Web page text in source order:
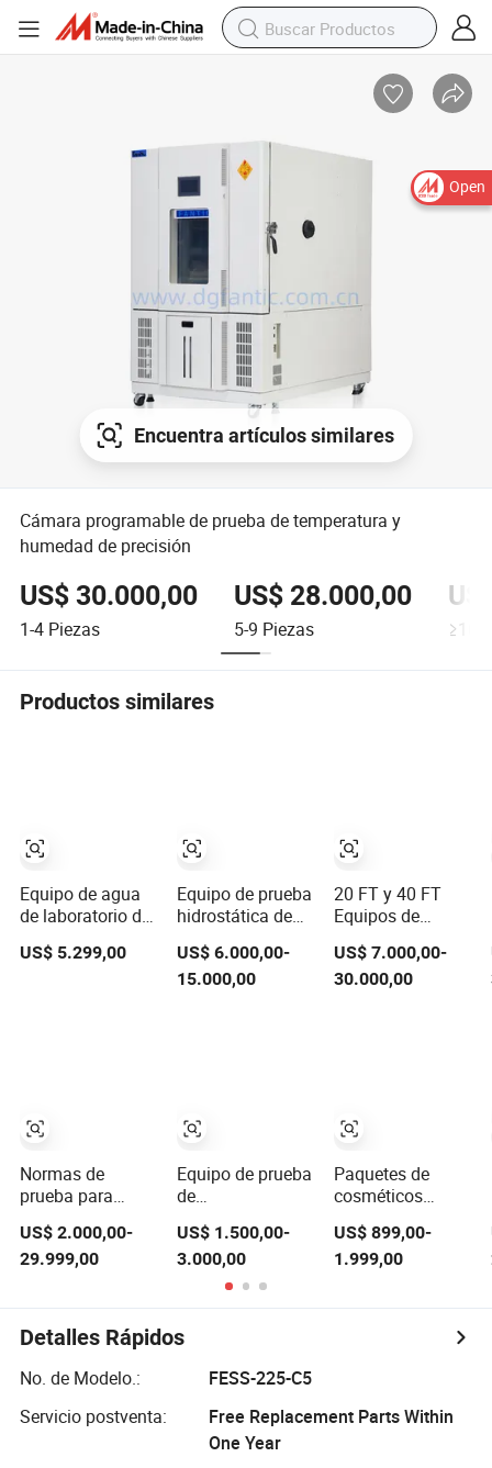
Open
Encuentra artículos similares
Cámara programable de prueba de temperatura y
humedad de precisión
US$ 30.000,00
1-4 Piezas
US$ 28.000,00
5-9 Piezas ≥10
Productos similares
Equipo de agua
de laboratorio de
para pruebas
US$ 5.299,00
Normas de
prueba para
equipos de
tratamiento de
aguas residuales
laboratorios
químicos con
control
automático
US$ 2.000,00-
29.999,00
Equipo de prueba
hidrostática de
Válvulas de
cilindros de
Protección
US$ 6.000,00-
15.000,00
Equipo de prueba
de
envejecimiento
por vapor para
cámara de
pruebas de
recubrimiento
químico
US$ 1.500,00-
3.000,00
20 FT y 40 FT
Equipos de
Volumen para
Químicos
US$ 7.000,00-
30.000,00
Paquetes de
cosméticos
ASTM D3078
Paquetes de
productos
Equipos de
prueba de fugas
US$ 899,00-
1.999,00
Detalles Rápidos
No. de Modelo.:
FESS-225-C5
Servicio postventa:
Free Replacement Parts Within
One Year